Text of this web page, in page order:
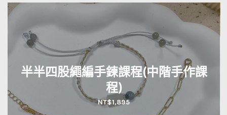
半半四股繩編手鍊課程(中階手作課
程)
NT$1,895